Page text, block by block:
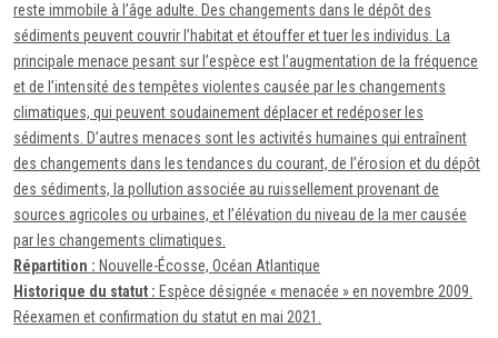
reste immobile à l’âge adulte. Des changements dans le dépôt des
sédiments peuvent couvrir l’habitat et étouffer et tuer les individus. La
principale menace pesant sur l’espèce est l’augmentation de la fréquence
et de l’intensité des tempêtes violentes causée par les changements
climatiques, qui peuvent soudainement déplacer et redéposer les
sédiments. D’autres menaces sont les activités humaines qui entraînent
des changements dans les tendances du courant, de l’érosion et du dépôt
des sédiments, la pollution associée au ruissellement provenant de
sources agricoles ou urbaines, et l’élévation du niveau de la mer causée
par les changements climatiques.
Répartition : Nouvelle-Écosse, Océan Atlantique
Historique du statut : Espèce désignée « menacée » en novembre 2009.
Réexamen et confirmation du statut en mai 2021.